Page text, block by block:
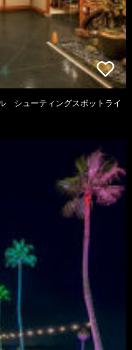
シューティングスポットライ